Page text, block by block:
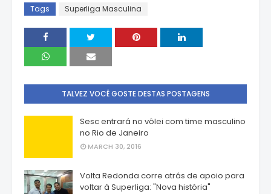
Tags Superliga Masculina
TALVEZ VOCÊ GOSTE DESTAS POSTAGENS
Sesc entrará no vôlei com time masculino
no Rio de Janeiro
MARCH 30, 2016
Volta Redonda corre atrás de apoio para
voltar à Superliga: "Nova história"